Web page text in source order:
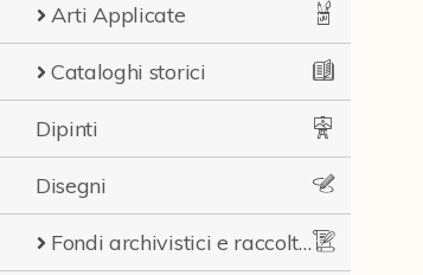
Arti Applicate
Cataloghi storici
Dipinti
Disegni
Fondi archivistici e raccolte documentarie